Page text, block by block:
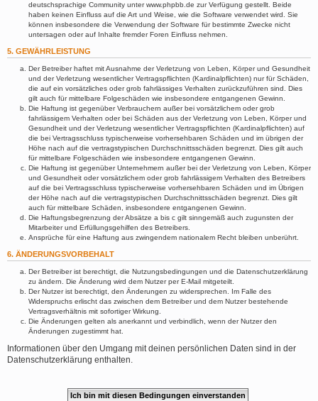
deutschsprachige Community unter www.phpbb.de zur Verfügung gestellt. Beide
haben keinen Einfluss auf die Art und Weise, wie die Software verwendet wird. Sie
können insbesondere die Verwendung der Software für bestimmte Zwecke nicht
untersagen oder auf Inhalte fremder Foren Einfluss nehmen.
5. GEWÄHRLEISTUNG
Der Betreiber haftet mit Ausnahme der Verletzung von Leben, Körper und Gesundheit
und der Verletzung wesentlicher Vertragspflichten (Kardinalpflichten) nur für Schäden,
die auf ein vorsätzliches oder grob fahrlässiges Verhalten zurückzuführen sind. Dies
gilt auch für mittelbare Folgeschäden wie insbesondere entgangenen Gewinn.
Die Haftung ist gegenüber Verbrauchern außer bei vorsätzlichem oder grob
fahrlässigem Verhalten oder bei Schäden aus der Verletzung von Leben, Körper und
Gesundheit und der Verletzung wesentlicher Vertragspflichten (Kardinalpflichten) auf
die bei Vertragsschluss typischerweise vorhersehbaren Schäden und im übrigen der
Höhe nach auf die vertragstypischen Durchschnittsschäden begrenzt. Dies gilt auch
für mittelbare Folgeschäden wie insbesondere entgangenen Gewinn.
Die Haftung ist gegenüber Unternehmern außer bei der Verletzung von Leben, Körper
und Gesundheit oder vorsätzlichem oder grob fahrlässigem Verhalten des Betreibers
auf die bei Vertragsschluss typischerweise vorhersehbaren Schäden und im Übrigen
der Höhe nach auf die vertragstypischen Durchschnittsschäden begrenzt. Dies gilt
auch für mittelbare Schäden, insbesondere entgangenen Gewinn.
Die Haftungsbegrenzung der Absätze a bis c gilt sinngemäß auch zugunsten der
Mitarbeiter und Erfüllungsgehilfen des Betreibers.
Ansprüche für eine Haftung aus zwingendem nationalem Recht bleiben unberührt.
6. ÄNDERUNGSVORBEHALT
Der Betreiber ist berechtigt, die Nutzungsbedingungen und die Datenschutzerklärung
zu ändern. Die Änderung wird dem Nutzer per E-Mail mitgeteilt.
Der Nutzer ist berechtigt, den Änderungen zu widersprechen. Im Falle des
Widerspruchs erlischt das zwischen dem Betreiber und dem Nutzer bestehende
Vertragsverhältnis mit sofortiger Wirkung.
Die Änderungen gelten als anerkannt und verbindlich, wenn der Nutzer den
Änderungen zugestimmt hat.
Informationen über den Umgang mit deinen persönlichen Daten sind in der
Datenschutzerklärung enthalten.